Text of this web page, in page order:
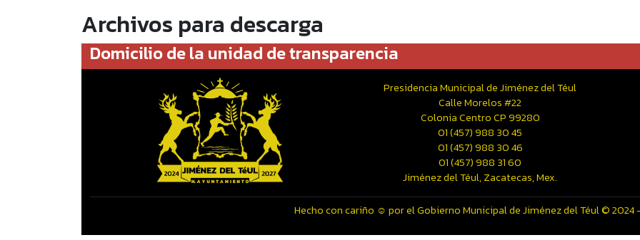
Archivos para descarga
Domicilio de la unidad de transparencia
Presidencia Municipal de Jiménez del Téul
Calle Morelos #22
Colonia Centro CP 99280
01 (457) 988 30 45
01 (457) 988 30 46
01 (457) 988 31 60
Jiménez del Téul, Zacatecas, Mex.
Hecho con cariño ☺️ por el Gobierno Municipal de Jiménez del Téul © 2024